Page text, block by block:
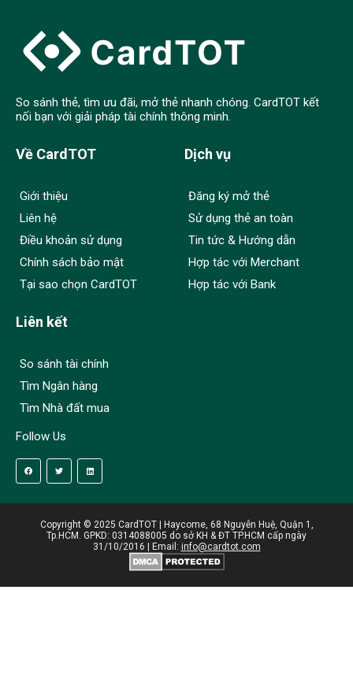
So sánh thẻ, tìm ưu đãi, mở thẻ nhanh chóng. CardTOT kết
nối bạn với giải pháp tài chính thông minh.
Về CardTOT
Giới thiệu
Liên hệ
Điều khoản sử dụng
Chính sách bảo mật
Tại sao chọn CardTOT
Dịch vụ
Đăng ký mở thẻ
Sử dụng thẻ an toàn
Tin tức & Hướng dẫn
Hợp tác với Merchant
Hợp tác với Bank
Liên kết
So sánh tài chính
Tìm Ngân hàng
Tìm Nhà đất mua
Follow Us
Copyright © 2025 CardTOT | Haycome, 68 Nguyễn Huệ, Quận 1,
Tp.HCM. GPKD: 0314088005 do sở KH & ĐT TP.HCM cấp ngày
31/10/2016 | Email: info@cardtot.com